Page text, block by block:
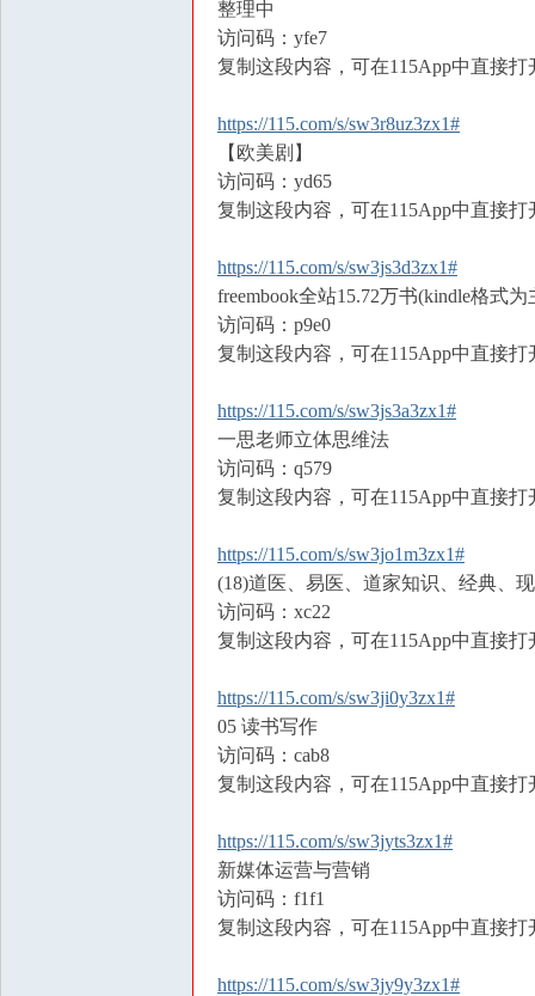
整理中
访问码：yfe7
复制这段内容，可在115App中直接打
https://115.com/s/sw3r8uz3zx1#
【欧美剧】
访问码：yd65
复制这段内容，可在115App中直接打
https://115.com/s/sw3js3d3zx1#
freembook全站15.72万书(kindle格式为
访问码：p9e0
复制这段内容，可在115App中直接打
https://115.com/s/sw3js3a3zx1#
一思老师立体思维法
访问码：q579
复制这段内容，可在115App中直接打
https://115.com/s/sw3jo1m3zx1#
(18)道医、易医、道家知识、经典、
访问码：xc22
复制这段内容，可在115App中直接打
https://115.com/s/sw3ji0y3zx1#
05 读书写作
访问码：cab8
复制这段内容，可在115App中直接打
https://115.com/s/sw3jyts3zx1#
新媒体运营与营销
访问码：f1f1
复制这段内容，可在115App中直接打
https://115.com/s/sw3jy9y3zx1#